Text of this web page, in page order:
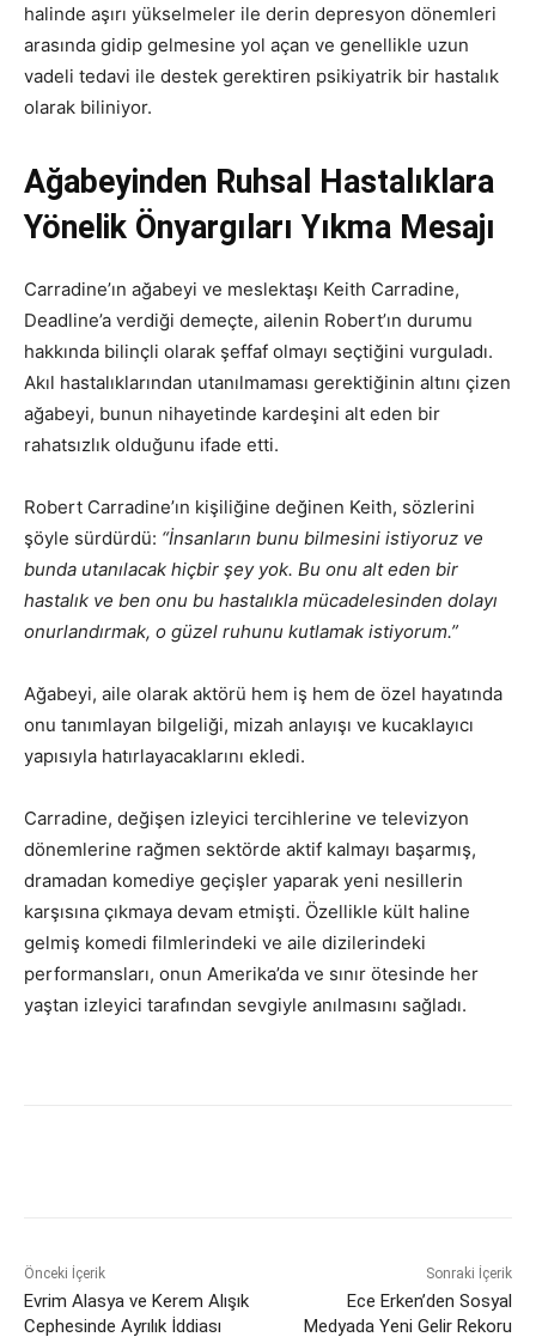
halinde aşırı yükselmeler ile derin depresyon dönemleri
arasında gidip gelmesine yol açan ve genellikle uzun
vadeli tedavi ile destek gerektiren psikiyatrik bir hastalık
olarak biliniyor.
Ağabeyinden Ruhsal Hastalıklara
Yönelik Önyargıları Yıkma Mesajı
Carradine’ın ağabeyi ve meslektaşı Keith Carradine,
Deadline’a verdiği demeçte, ailenin Robert’ın durumu
hakkında bilinçli olarak şeffaf olmayı seçtiğini vurguladı.
Akıl hastalıklarından utanılmaması gerektiğinin altını çizen
ağabeyi, bunun nihayetinde kardeşini alt eden bir
rahatsızlık olduğunu ifade etti.
Robert Carradine’ın kişiliğine değinen Keith, sözlerini
şöyle sürdürdü: “İnsanların bunu bilmesini istiyoruz ve
bunda utanılacak hiçbir şey yok. Bu onu alt eden bir
hastalık ve ben onu bu hastalıkla mücadelesinden dolayı
onurlandırmak, o güzel ruhunu kutlamak istiyorum.”
Ağabeyi, aile olarak aktörü hem iş hem de özel hayatında
onu tanımlayan bilgeliği, mizah anlayışı ve kucaklayıcı
yapısıyla hatırlayacaklarını ekledi.
Carradine, değişen izleyici tercihlerine ve televizyon
dönemlerine rağmen sektörde aktif kalmayı başarmış,
dramadan komediye geçişler yaparak yeni nesillerin
karşısına çıkmaya devam etmişti. Özellikle kült haline
gelmiş komedi filmlerindeki ve aile dizilerindeki
performansları, onun Amerika’da ve sınır ötesinde her
yaştan izleyici tarafından sevgiyle anılmasını sağladı.
Önceki İçerik
Evrim Alasya ve Kerem Alışık
Cephesinde Ayrılık İddiası
Sonraki İçerik
Ece Erken’den Sosyal
Medyada Yeni Gelir Rekoru